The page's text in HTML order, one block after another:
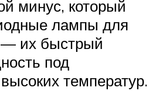
минус, который
лампы для
— их быстрый
под
температур.